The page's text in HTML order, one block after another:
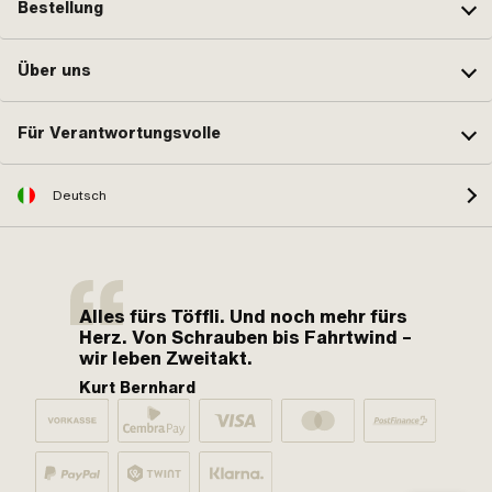
Bestellung
Über uns
Für Verantwortungsvolle
Deutsch
Alles fürs Töffli. Und noch mehr fürs
Herz. Von Schrauben bis Fahrtwind –
wir leben Zweitakt.
Kurt Bernhard